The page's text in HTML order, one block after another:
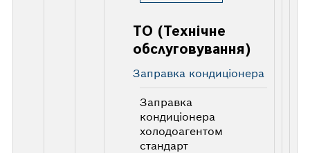
ТО (Технічне
обслуговування)
Заправка кондиціонера
Заправка
кондиціонера
холодоагентом
стандарт